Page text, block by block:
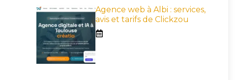
Agence web à Albi : services,
avis et tarifs de Clickzou